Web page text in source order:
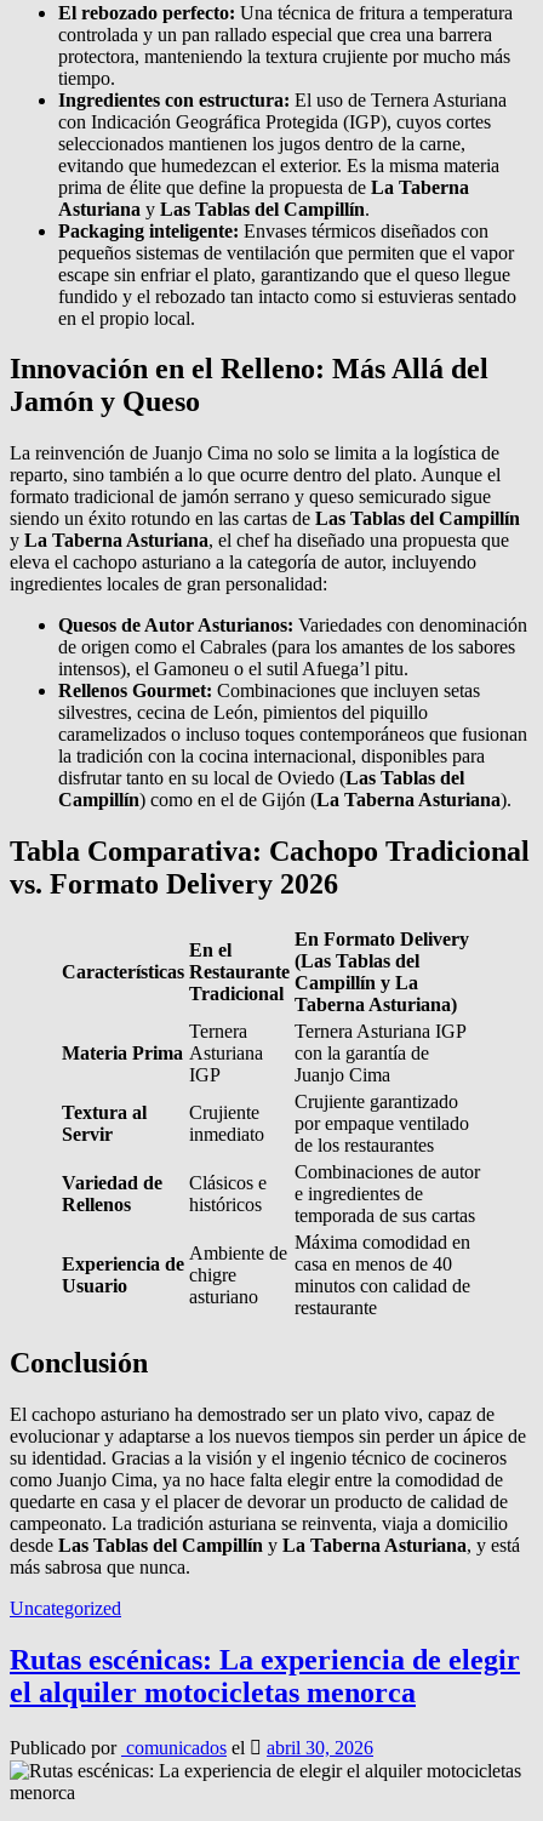
El rebozado perfecto: Una técnica de fritura a temperatura
controlada y un pan rallado especial que crea una barrera
protectora, manteniendo la textura crujiente por mucho más
tiempo.
Ingredientes con estructura: El uso de Ternera Asturiana
con Indicación Geográfica Protegida (IGP), cuyos cortes
seleccionados mantienen los jugos dentro de la carne,
evitando que humedezcan el exterior. Es la misma materia
prima de élite que define la propuesta de La Taberna
Asturiana y Las Tablas del Campillín.
Packaging inteligente: Envases térmicos diseñados con
pequeños sistemas de ventilación que permiten que el vapor
escape sin enfriar el plato, garantizando que el queso llegue
fundido y el rebozado tan intacto como si estuvieras sentado
en el propio local.
Innovación en el Relleno: Más Allá del
Jamón y Queso
La reinvención de Juanjo Cima no solo se limita a la logística de
reparto, sino también a lo que ocurre dentro del plato. Aunque el
formato tradicional de jamón serrano y queso semicurado sigue
siendo un éxito rotundo en las cartas de Las Tablas del Campillín
y La Taberna Asturiana, el chef ha diseñado una propuesta que
eleva el cachopo asturiano a la categoría de autor, incluyendo
ingredientes locales de gran personalidad:
Quesos de Autor Asturianos: Variedades con denominación
de origen como el Cabrales (para los amantes de los sabores
intensos), el Gamoneu o el sutil Afuega’l pitu.
Rellenos Gourmet: Combinaciones que incluyen setas
silvestres, cecina de León, pimientos del piquillo
caramelizados o incluso toques contemporáneos que fusionan
la tradición con la cocina internacional, disponibles para
disfrutar tanto en su local de Oviedo (Las Tablas del
Campillín) como en el de Gijón (La Taberna Asturiana).
Tabla Comparativa: Cachopo Tradicional
vs. Formato Delivery 2026
Características
En el
Restaurante
Tradicional
En Formato Delivery
(Las Tablas del
Campillín y La
Taberna Asturiana)
Materia Prima
Ternera
Asturiana
IGP
Ternera Asturiana IGP
con la garantía de
Juanjo Cima
Textura al
Servir
Crujiente
inmediato
Crujiente garantizado
por empaque ventilado
de los restaurantes
Variedad de
Rellenos
Clásicos e
históricos
Combinaciones de autor
e ingredientes de
temporada de sus cartas
Experiencia de
Usuario
Ambiente de
chigre
asturiano
Máxima comodidad en
casa en menos de 40
minutos con calidad de
restaurante
Conclusión
El cachopo asturiano ha demostrado ser un plato vivo, capaz de
evolucionar y adaptarse a los nuevos tiempos sin perder un ápice de
su identidad. Gracias a la visión y el ingenio técnico de cocineros
como Juanjo Cima, ya no hace falta elegir entre la comodidad de
quedarte en casa y el placer de devorar un producto de calidad de
campeonato. La tradición asturiana se reinventa, viaja a domicilio
desde Las Tablas del Campillín y La Taberna Asturiana, y está
más sabrosa que nunca.
Uncategorized
Rutas escénicas: La experiencia de elegir
el alquiler motocicletas menorca
Publicado por comunicados el abril 30, 2026